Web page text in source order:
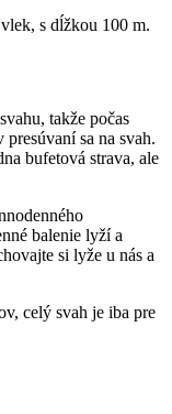
s dĺžkou 100 m.
takže počas
sa na svah.
bufetová strava, ale
balenie lyží a
si lyže u nás a
celý svah je iba pre